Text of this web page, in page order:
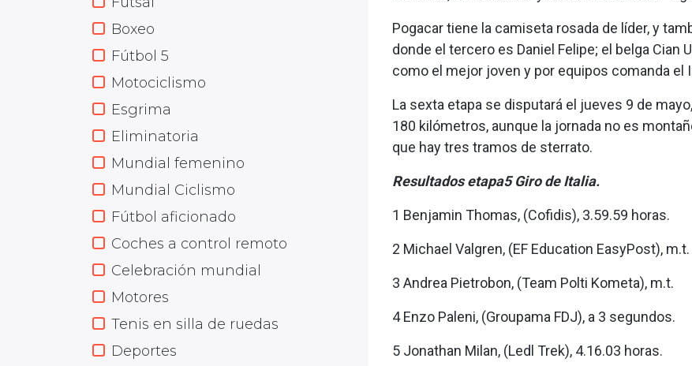
Boxeo
Fútbol 5
Motociclismo
Esgrima
Eliminatoria
Mundial femenino
Mundial Ciclismo
Fútbol aficionado
Coches a control remoto
Celebración mundial
Motores
Tenis en silla de ruedas
Deportes
Pogacar tiene la camiseta rosada de líder, y
donde el tercero es Daniel Felipe; el belga Cian
como el mejor joven y por equipos comanda el
La sexta etapa se disputará el jueves 9 de
180 kilómetros, aunque la jornada no es
que hay tres tramos de sterrato.
Resultados etapa5 Giro de Italia.
1 Benjamin Thomas, (Cofidis), 3.59.59 horas.
2 Michael Valgren, (EF Education EasyPost), m.t.
3 Andrea Pietrobon, (Team Polti Kometa), m.t.
4 Enzo Paleni, (Groupama FDJ), a 3 segundos.
5 Jonathan Milan, (Ledl Trek), 4.16.03 horas.